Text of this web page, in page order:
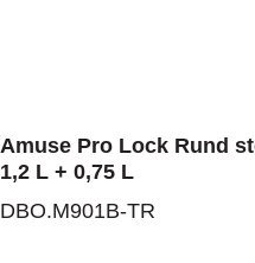
Amuse Pro Lock Rund
1,2 L + 0,75 L
DBO.M901B-TR